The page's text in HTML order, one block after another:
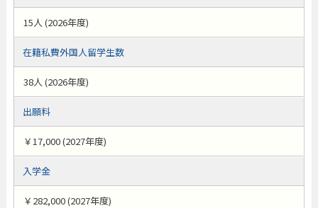
15人 (2026年度)
在籍私費外国人留学生数
38人 (2026年度)
出願料
￥17,000 (2027年度)
入学金
￥282,000 (2027年度)